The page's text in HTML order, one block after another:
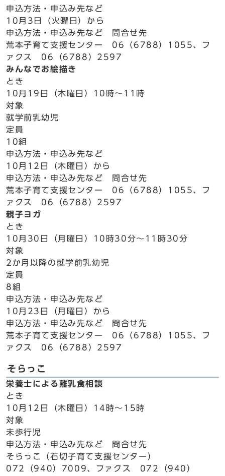
申込方法・申込み先など
10月3日（火曜日）から
申込方法・申込み先など 問合せ先
荒本子育て支援センター 06（6788）1055、フ
ァクス 06（6788）2597
みんなでお絵描き
とき
10月19日（木曜日）10時～11時
対象
就学前乳幼児
定員
10組
申込方法・申込み先など
10月12日（木曜日）から
申込方法・申込み先など 問合せ先
荒本子育て支援センター 06（6788）1055、フ
ァクス 06（6788）2597
親子ヨガ
とき
10月30日（月曜日）10時30分～11時30分
対象
2か月以降の就学前乳幼児
定員
8組
申込方法・申込み先など
10月23日（月曜日）から
申込方法・申込み先など 問合せ先
荒本子育て支援センター 06（6788）1055、フ
ァクス 06（6788）2597
そらっこ
栄養士による離乳食相談
とき
10月12日（木曜日）14時～15時
対象
未歩行児
申込方法・申込み先など 問合せ先
そらっこ（石切子育て支援センター）
072（940）7009、ファクス 072（940）